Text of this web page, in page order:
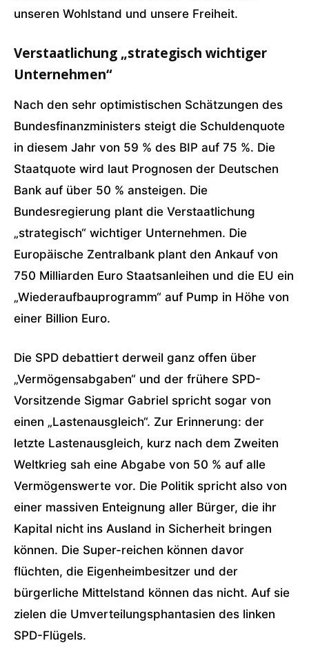
unseren Wohlstand und unsere Freiheit.
Verstaatlichung „strategisch wichtiger
Unternehmen“
Nach den sehr optimistischen Schätzungen des
Bundesfinanzministers steigt die Schuldenquote
in diesem Jahr von 59 % des BIP auf 75 %. Die
Staatquote wird laut Prognosen der Deutschen
Bank auf über 50 % ansteigen. Die
Bundesregierung plant die Verstaatlichung
„strategisch“ wichtiger Unternehmen. Die
Europäische Zentralbank plant den Ankauf von
750 Milliarden Euro Staatsanleihen und die EU ein
„Wiederaufbauprogramm“ auf Pump in Höhe von
einer Billion Euro.
Die SPD debattiert derweil ganz offen über
„Vermögensabgaben“ und der frühere SPD-
Vorsitzende Sigmar Gabriel spricht sogar von
einen „Lastenausgleich“. Zur Erinnerung: der
letzte Lastenausgleich, kurz nach dem Zweiten
Weltkrieg sah eine Abgabe von 50 % auf alle
Vermögenswerte vor. Die Politik spricht also von
einer massiven Enteignung aller Bürger, die ihr
Kapital nicht ins Ausland in Sicherheit bringen
können. Die Super-reichen können davor
flüchten, die Eigenheimbesitzer und der
bürgerliche Mittelstand können das nicht. Auf sie
zielen die Umverteilungsphantasien des linken
SPD-Flügels.